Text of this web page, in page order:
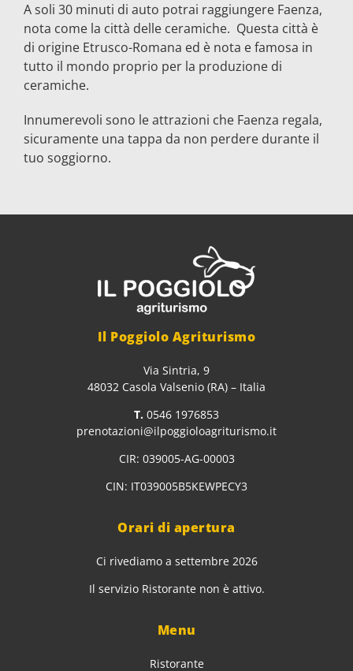
A soli 30 minuti di auto potrai raggiungere Faenza,
nota come la città delle ceramiche. Questa città è
di origine Etrusco-Romana ed è nota e famosa in
tutto il mondo proprio per la produzione di
ceramiche.
Innumerevoli sono le attrazioni che Faenza regala,
sicuramente una tappa da non perdere durante il
tuo soggiorno.
Il Poggiolo Agriturismo
Via Sintria, 9
48032 Casola Valsenio (RA) – Italia
T. 0546 1976853
prenotazioni@ilpoggioloagriturismo.it
CIR: 039005-AG-00003
CIN: IT039005B5KEWPECY3
Orari di apertura
Ci rivediamo a settembre 2026
Il servizio Ristorante non è attivo.
Menu
Ristorante